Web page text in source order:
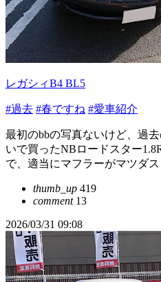
レガシィB4 BL5
#過去 #春ですね #愛車紹介
最初のbbの写真ないけど、過
いで買ったNBロードスター
で、適当にマフラーがマツダ
thumb_up 419
comment13
2026/03/31 09:08